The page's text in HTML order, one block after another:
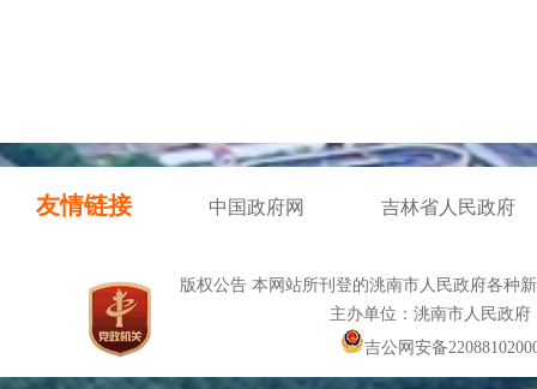
友情链接 中国政府网 吉林省人民政府
版权公告 本网站所刊登的洮南市人民政府各种
主办单位：洮南市人民政
吉公网安备